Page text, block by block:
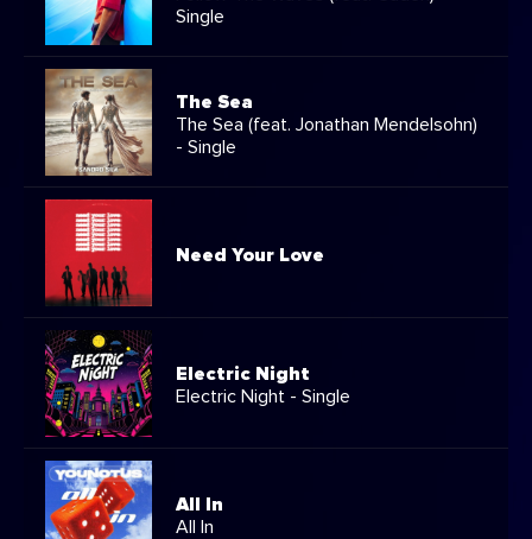
Single
The Sea
The Sea (feat. Jonathan Mendelsohn)
- Single
Need Your Love
Electric Night
Electric Night - Single
All In
All In